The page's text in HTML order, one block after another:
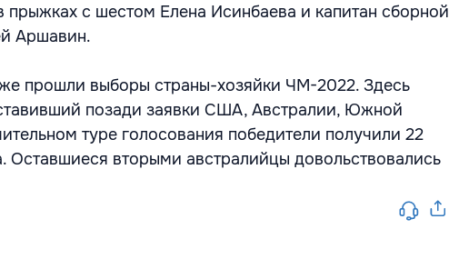
с шестом Елена Исинбаева и капитан сборной
Аршавин.
прошли выборы страны-хозяйки ЧМ-2022. Здесь
позади заявки США, Австралии, Южной
туре голосования победители получили 22
Оставшиеся вторыми австралийцы довольствовались